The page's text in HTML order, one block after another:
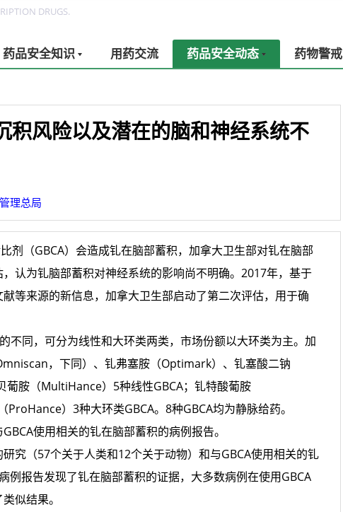
DRUGS.
药品安全知识 用药交流 药品安全动态 药物警戒
积风险以及潜在的脑和神经系统不
理总局
（GBCA）会造成钆在脑部蓄积，加拿大卫生部对钆在脑部
认为钆脑部蓄积对神经系统的影响尚不明确。2017年，基于
等来源的新信息，加拿大卫生部启动了第二次评估，用于确
同，可分为线性和大环类两类，市场份额以大环类为主。加
，下同）、钆弗塞胺（Optimark）、钆塞酸二钠
胺（MultiHance）5种线性GBCA；钆特酸葡胺
）3种大环类GBCA。8种GBCA均为静脉给药。
使用相关的钆在脑部蓄积的病例报告。
（57个关于人类和12个关于动物）和与GBCA使用相关的钆
例报告发现了钆在脑部蓄积的证据，大多数病例在使用GBCA
似结果。